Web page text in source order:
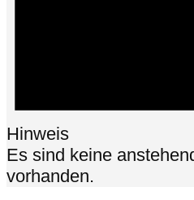
Hinweis
Es sind keine
vorhanden.